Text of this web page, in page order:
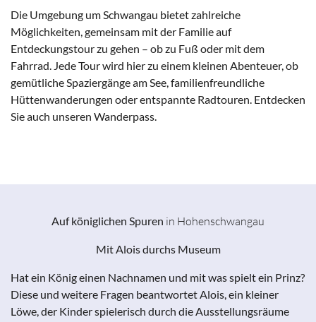
Die Umgebung um Schwangau bietet zahlreiche
Möglichkeiten, gemeinsam mit der Familie auf
Entdeckungstour zu gehen – ob zu Fuß oder mit dem
Fahrrad. Jede Tour wird hier zu einem kleinen Abenteuer, ob
gemütliche Spaziergänge am See, familienfreundliche
Hüttenwanderungen oder entspannte Radtouren. Entdecken
Sie auch unseren Wanderpass.
Auf königlichen Spuren in Hohenschwangau
Mit Alois durchs Museum
Hat ein König einen Nachnamen und mit was spielt ein Prinz?
Diese und weitere Fragen beantwortet Alois, ein kleiner
Löwe, der Kinder spielerisch durch die Ausstellungsräume